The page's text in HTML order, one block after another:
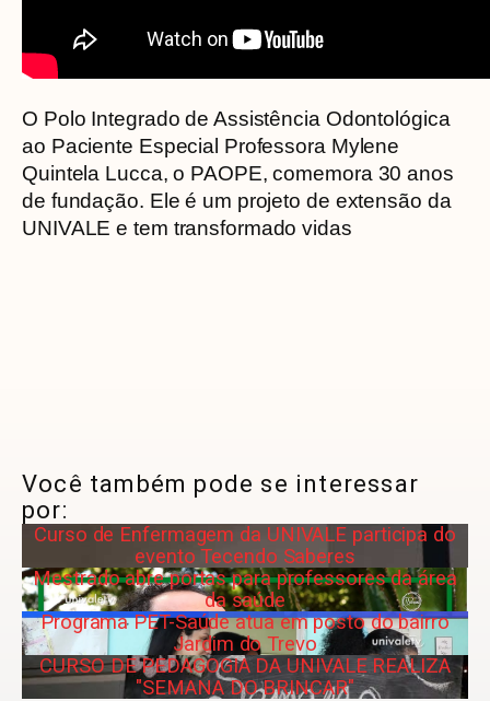
O Polo Integrado de Assistência Odontológica
ao Paciente Especial Professora Mylene
Quintela Lucca, o PAOPE, comemora 30 anos
de fundação. Ele é um projeto de extensão da
UNIVALE e tem transformado vidas
Você também pode se interessar
por:
Curso de Enfermagem da UNIVALE participa do
evento Tecendo Saberes
Mestrado abre portas para professores da área
da saúde
Programa PET-Saúde atua em posto do bairro
Jardim do Trevo
CURSO DE PEDAGOGIA DA UNIVALE REALIZA
"SEMANA DO BRINCAR"